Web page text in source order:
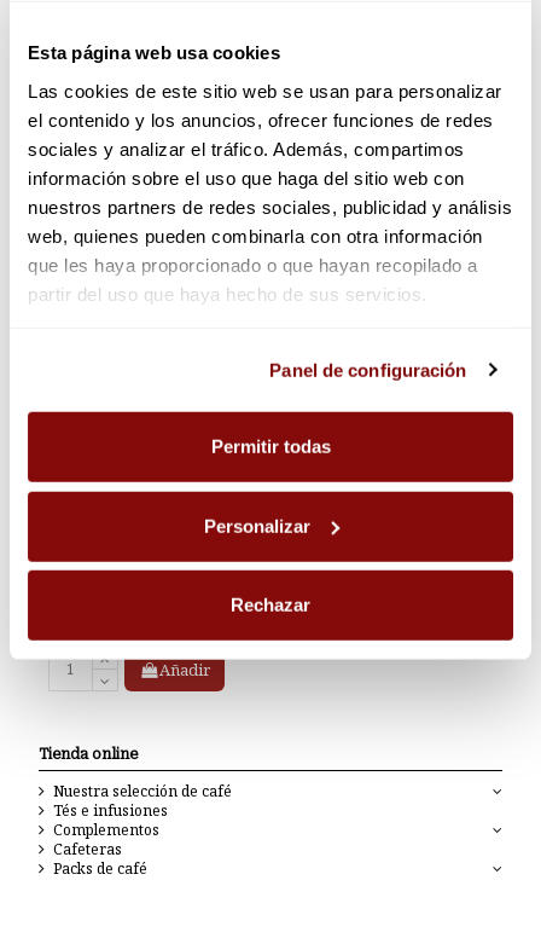
Esta página web usa cookies
Las cookies de este sitio web se usan para personalizar
el contenido y los anuncios, ofrecer funciones de redes
sociales y analizar el tráfico. Además, compartimos
información sobre el uso que haga del sitio web con
nuestros partners de redes sociales, publicidad y análisis
web, quienes pueden combinarla con otra información
que les haya proporcionado o que hayan recopilado a
partir del uso que haya hecho de sus servicios.
consultadas en el panel de configuración, donde podrá
ajustar sus preferencias en cualquier momento.
Panel de configuración
Permitir todas
Personalizar
Rechazar
Paletina de madera 150 uds
2,30 €
Añadir Añadir
unidades
Añadir
Tienda online
Nuestra selección de café
Tés e infusiones
Complementos
Cafeteras
Packs de café